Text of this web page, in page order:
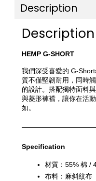
Description
Description
HEMP G-SHORT
我們深受喜愛的 G-
質不僅堅韌耐用，同時
的設計。搭配獨特面料
與菱形褲襠，讓你在活
如。
Specification
材質：55% 棉 /
布料：麻斜紋布